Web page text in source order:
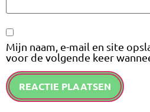
Mijn naam, e-mail en site
voor de volgende keer